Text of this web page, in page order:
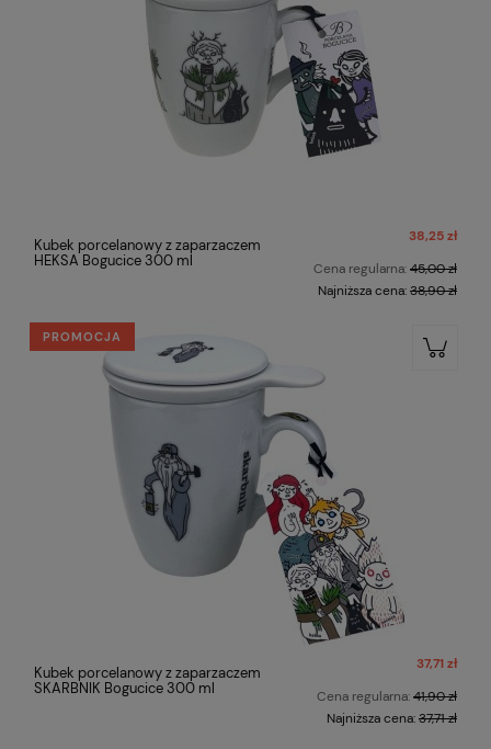
Kubek porcelanowy z zaparzaczem
HEKSA Bogucice 300 ml
38,25 zł
Cena regularna:45,00 zł
Najniższa cena:38,90 zł
Kubek porcelanowy z zaparzaczem
SKARBNIK Bogucice 300 ml
37,71 zł
Cena regularna:41,90 zł
Najniższa cena:37,71 zł
PROMOCJA